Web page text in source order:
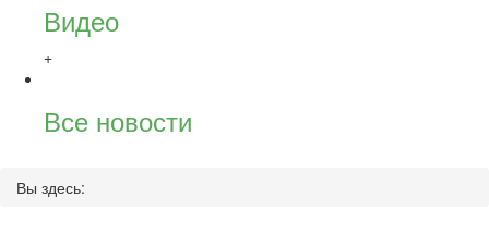
Видео
+
Все новости
Вы здесь: